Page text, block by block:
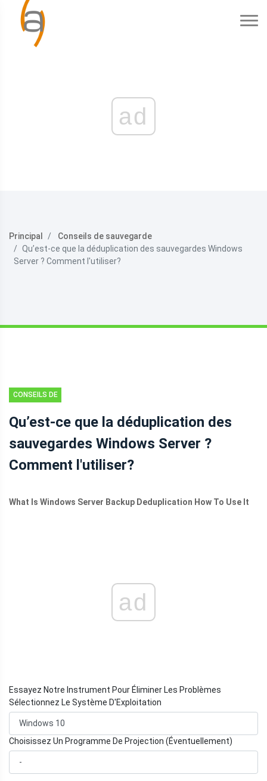
ad
Principal
Conseils de sauvegarde
Qu’est-ce que la déduplication des sauvegardes Windows
Server ? Comment l'utiliser?
CONSEILS DE
Qu’est-ce que la déduplication des
sauvegardes Windows Server ?
Comment l'utiliser?
What Is Windows Server Backup Deduplication How To Use It
ad
Essayez Notre Instrument Pour Éliminer Les Problèmes
Sélectionnez Le Système D'Exploitation
Choisissez Un Programme De Projection (Éventuellement)